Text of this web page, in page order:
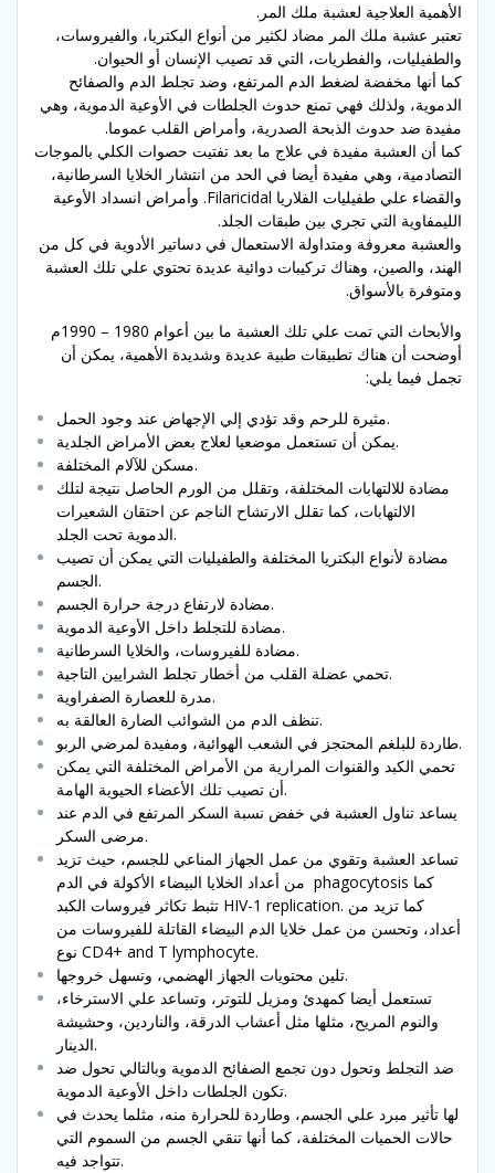
الأهمية العلاجية لعشبة ملك المر.
تعتبر عشبة ملك المر مضاد لكثير من أنواع البكتريا، والفيروسات،
والطفيليات، والفطريات، التي قد تصيب الإنسان أو الحيوان.
كما أنها مخفضة لضغط الدم المرتفع، وضد تجلط الدم والصفائح
الدموية، ولذلك فهي تمنع حدوث الجلطات في الأوعية الدموية، وهي
مفيدة ضد حدوث الذبحة الصدرية، وأمراض القلب عموما.
كما أن العشبة مفيدة في علاج ما بعد تفتيت حصوات الكلي بالموجات
التصادمية، وهي مفيدة أيضا في الحد من انتشار الخلايا السرطانية،
والقضاء علي طفيليات الفلاريا Filaricidal. وأمراض انسداد الأوعية
الليمفاوية التي تجري بين طبقات الجلد.
والعشبة معروفة ومتداولة الاستعمال في دساتير الأدوية في كل من
الهند، والصين، وهناك تركيبات دوائية عديدة تحتوي علي تلك العشبة
ومتوفرة بالأسواق.
والأبحاث التي تمت علي تلك العشبة ما بين أعوام 1980 – 1990م
أوضحت أن هناك تطبيقات طبية عديدة وشديدة الأهمية، يمكن أن
تجمل فيما يلي:
مثيرة للرحم وقد تؤدي إلي الإجهاض عند وجود الحمل.
يمكن أن تستعمل موضعيا لعلاج بعض الأمراض الجلدية.
مسكن للآلام المختلفة.
مضادة للالتهابات المختلفة، وتقلل من الورم الحاصل نتيجة لتلك
الالتهابات، كما تقلل الارتشاح الناجم عن احتقان الشعيرات
الدموية تحت الجلد.
مضادة لأنواع البكتريا المختلفة والطفيليات التي يمكن أن تصيب
الجسم.
مضادة لارتفاع درجة حرارة الجسم.
مضادة للتجلط داخل الأوعية الدموية.
مضادة للفيروسات، والخلايا السرطانية.
تحمي عضلة القلب من أخطار تجلط الشرايين التاجية.
مدرة للعصارة الصفراوية.
تنظف الدم من الشوائب الضارة العالقة به.
طاردة للبلغم المحتجز في الشعب الهوائية، ومفيدة لمرضي الربو.
تحمي الكبد والقنوات المرارية من الأمراض المختلفة التي يمكن
أن تصيب تلك الأعضاء الحيوية الهامة.
يساعد تناول العشبة في خفض نسبة السكر المرتفع في الدم عند
مرضى السكر.
تساعد العشبة وتقوي من عمل الجهاز المناعي للجسم، حيث تزيد
من أعداد الخلايا البيضاء الأكولة في الدم phagocytosis كما
تثبط تكاثر فيروسات الكبد HIV-1 replication. كما تزيد من
أعداد، وتحسن من عمل خلايا الدم البيضاء القاتلة للفيروسات من
نوع CD4+ and T lymphocyte.
تلين محتويات الجهاز الهضمي، وتسهل خروجها.
تستعمل أيضا كمهدئ ومزيل للتوتر، وتساعد علي الاسترخاء،
والنوم المريح، مثلها مثل أعشاب الدرقة، والناردين، وحشيشة
الدينار.
ضد التجلط وتحول دون تجمع الصفائح الدموية وبالتالي تحول ضد
تكون الجلطات داخل الأوعية الدموية.
لها تأثير مبرد علي الجسم، وطاردة للحرارة منه، مثلما يحدث في
حالات الحميات المختلفة، كما أنها تنقي الجسم من السموم التي
تتواجد فيه.